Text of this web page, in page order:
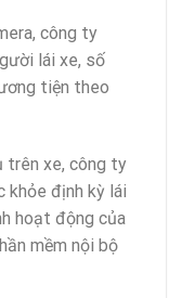
công ty
lái xe, số
tiện theo
trên xe, công ty
khỏe định kỳ lái
hoạt động của
mềm nội bộ